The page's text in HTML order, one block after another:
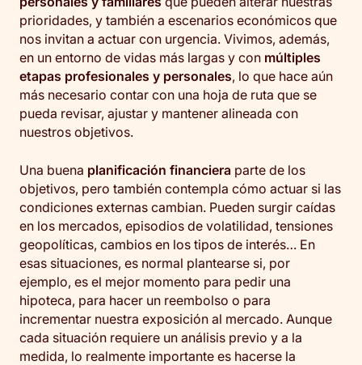
prioridades, y también a escenarios económicos que
nos invitan a actuar con urgencia. Vivimos, además,
en un entorno de vidas más largas y con múltiples
etapas profesionales y personales, lo que hace aún
más necesario contar con una hoja de ruta que se
pueda revisar, ajustar y mantener alineada con
nuestros objetivos.
Una buena planificación financiera parte de los
objetivos, pero también contempla cómo actuar si las
condiciones externas cambian. Pueden surgir caídas
en los mercados, episodios de volatilidad, tensiones
geopolíticas, cambios en los tipos de interés… En
esas situaciones, es normal plantearse si, por
ejemplo, es el mejor momento para pedir una
hipoteca, para hacer un reembolso o para
incrementar nuestra exposición al mercado. Aunque
cada situación requiere un análisis previo y a la
medida, lo realmente importante es hacerse la